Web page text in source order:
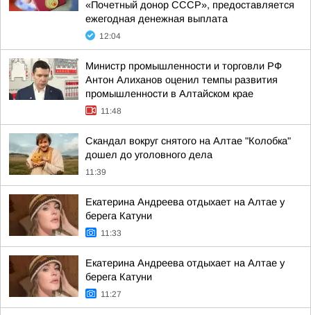
«Почетный донор СССР», предоставляется
ежегодная денежная выплата
12:04
Министр промышленности и торговли РФ
Антон Алиханов оценил темпы развития
промышленности в Алтайском крае
11:48
Скандал вокруг снятого на Алтае "Колобка"
дошел до уголовного дела
11:39
Екатерина Андреева отдыхает на Алтае у
берега Катуни
11:33
Екатерина Андреева отдыхает на Алтае у
берега Катуни
11:27